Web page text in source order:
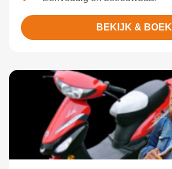
BEKIJK & BOEK